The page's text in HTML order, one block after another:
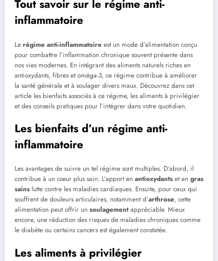
Tout savoir sur le régime anti-
inflammatoire
Le régime anti-inflammatoire est un mode d’alimentation conçu
pour combattre l’inflammation chronique souvent présente dans
nos vies modernes. En intégrant des aliments naturels riches en
antioxydants, fibres et oméga-3, ce régime contribue à améliorer
la santé générale et à soulager divers maux. Découvrez dans cet
article les bienfaits associés à ce régime, les aliments à privilégier
et des conseils pratiques pour l’intégrer dans votre quotidien.
Les bienfaits d’un régime anti-
inflammatoire
Les avantages de suivre un tel régime sont multiples. D’abord, il
contribue à un cœur plus sain. L’apport en antioxydants et en gras
sains lutte contre les maladies cardiaques. Ensuite, pour ceux qui
souffrent de douleurs articulaires, notamment d’arthrose, cette
alimentation peut offrir un soulagementappréciable. Mieux
encore, une réduction des risques de maladies chroniques comme
le diabète ou certains cancers est également constatée.
Les aliments à privilégier